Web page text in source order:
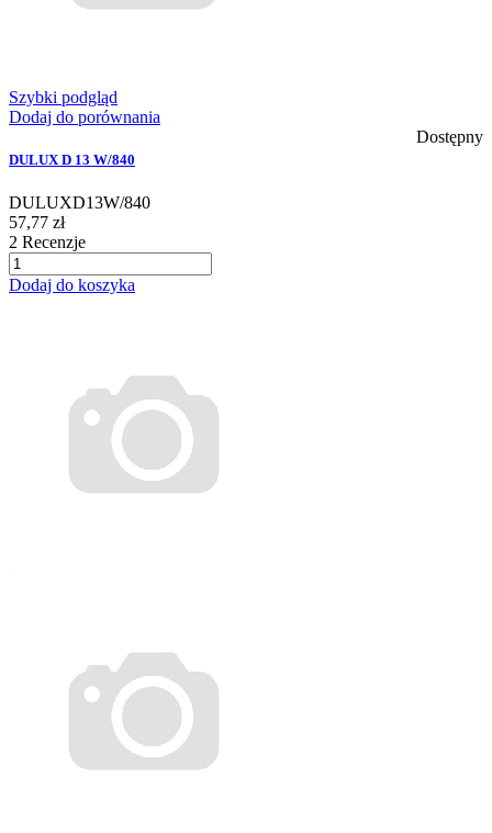
Szybki podgląd
Dodaj do porównania
Dostępny
DULUX D 13 W/840
DULUXD13W/840
57,77 zł
2 Recenzje
Dodaj do koszyka